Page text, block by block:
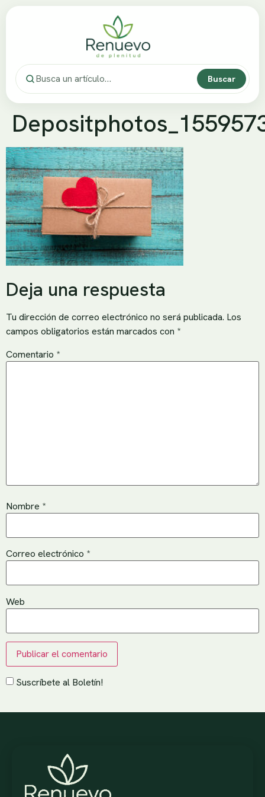
Buscar
Deja una respuesta
Tu dirección de correo electrónico no será publicada. Los
campos obligatorios están marcados con *
Comentario *
Nombre *
Correo electrónico *
Web
Suscríbete al Boletín!